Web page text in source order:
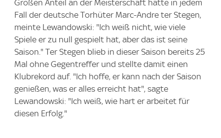
Großen Anteil an der Meisterschaft hätte in jedem
Fall der deutsche Torhüter Marc-Andre ter Stegen,
meinte Lewandowski: "Ich weiß nicht, wie viele
Spiele er zu null gespielt hat, aber das ist seine
Saison." Ter Stegen blieb in dieser Saison bereits 25
Mal ohne Gegentreffer und stellte damit einen
Klubrekord auf. "Ich hoffe, er kann nach der Saison
genießen, was er alles erreicht hat", sagte
Lewandowski: "Ich weiß, wie hart er arbeitet für
diesen Erfolg."